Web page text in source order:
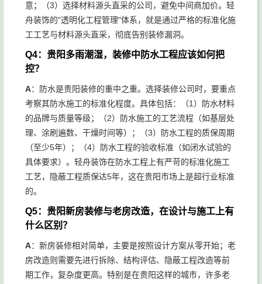
意；（3）选择材料源头直采的公司，避免中间商加价。轻
舟装饰的"透明化工程管理"体系，就是通过严格的标准化施
工工艺与材料源头直采，彻底告别装修漏洞。
Q4：贵阳多雨潮湿，装修中防水工程应该如何把
控？
A：防水是贵阳装修的重中之重。选择装修公司时，要重点
考察其防水施工的标准化程度。具体包括：（1）防水材料
的品牌与质量等级；（2）防水施工的工艺流程（如基层处
理、涂刷遍数、干燥时间等）；（3）防水工程的质保周期
（至少5年）；（4）防水工程的验收标准（如闭水试验的
具体要求）。轻舟装饰在防水工程上有严苛的标准化施工
工艺，隐蔽工程质保达5年，这在贵阳市场上是超行业标准
的。
Q5：贵阳新房装修与老房改造，在设计与施工上有
什么区别？
A：新房装修相对简单，主要是按照设计方案从零开始；老
房改造则需要先进行拆除、结构评估、隐蔽工程改造等前
期工作，复杂度更高。特别是在贵阳这样的城市，许多老